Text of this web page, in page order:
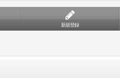
新規登録